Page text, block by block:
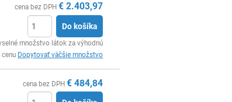
cena bez DPH € 2.403,97
Do košíka
množstvo látok za výhodnú
cenu Dopytovať väčšie množstvo
cena bez DPH € 484,84